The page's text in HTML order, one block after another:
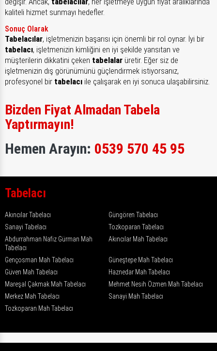
kaliteli hizmet sunmayı hedefler.
Sonuç Olarak
Tabelacılar, işletmenizin başarısı için önemli bir rol oynar. İyi bir
tabelacı, işletmenizin kimliğini en iyi şekilde yansıtan ve
müşterilerin dikkatini çeken tabelalar üretir. Eğer siz de
işletmenizin dış görünümünü güçlendirmek istiyorsanız,
profesyonel bir tabelacı ile çalışarak en iyi sonuca ulaşabilirsiniz.
Bizden Fiyat Almadan Tabela
Yaptırmayın!
Hemen Arayın: 0539 570 45 95
Tabelacı
Akıncılar Tabelacı
Güngören Tabelacı
Sanayi Tabelacı
Tozkoparan Tabelacı
Abdurrahman Nafiz Gürman Mah
Tabelacı
Akıncılar Mah Tabelacı
Gençosman Mah Tabelacı
Güneştepe Mah Tabelacı
Güven Mah Tabelacı
Haznedar Mah Tabelacı
Mareşal Çakmak Mah Tabelacı
Mehmet Nesih Özmen Mah Tabelacı
Merkez Mah Tabelacı
Sanayi Mah Tabelacı
Tozkoparan Mah Tabelacı